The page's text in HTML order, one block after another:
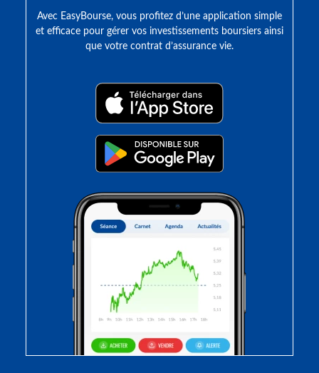
Avec EasyBourse, vous profitez d’une application simple
et efficace pour gérer vos investissements boursiers ainsi
que votre contrat d’assurance vie.